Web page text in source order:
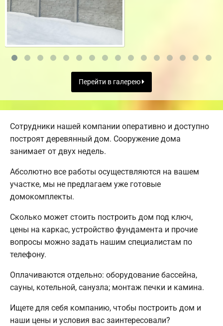
Перейти в галерею
Сотрудники нашей компании оперативно и доступно
построят деревянный дом. Сооружение дома
занимает от двух недель.
Абсолютно все работы осуществляются на вашем
участке, мы не предлагаем уже готовые
домокомплекты.
Сколько может стоить построить дом под ключ,
цены на каркас, устройство фундамента и прочие
вопросы можно задать нашим специалистам по
телефону.
Оплачиваются отдельно: оборудование бассейна,
сауны, котельной, санузла; монтаж печки и камина.
Ищете для себя компанию, чтобы построить дом и
наши цены и условия вас заинтересовали?